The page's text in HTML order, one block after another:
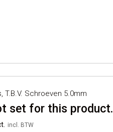
T.b.v. Schroeven 5.0mm
set for this product.